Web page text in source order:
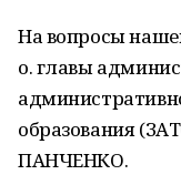
На вопросы
о. главы
образования
ПАНЧЕНКО.